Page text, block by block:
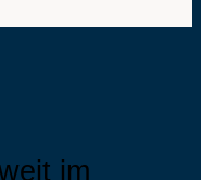
im